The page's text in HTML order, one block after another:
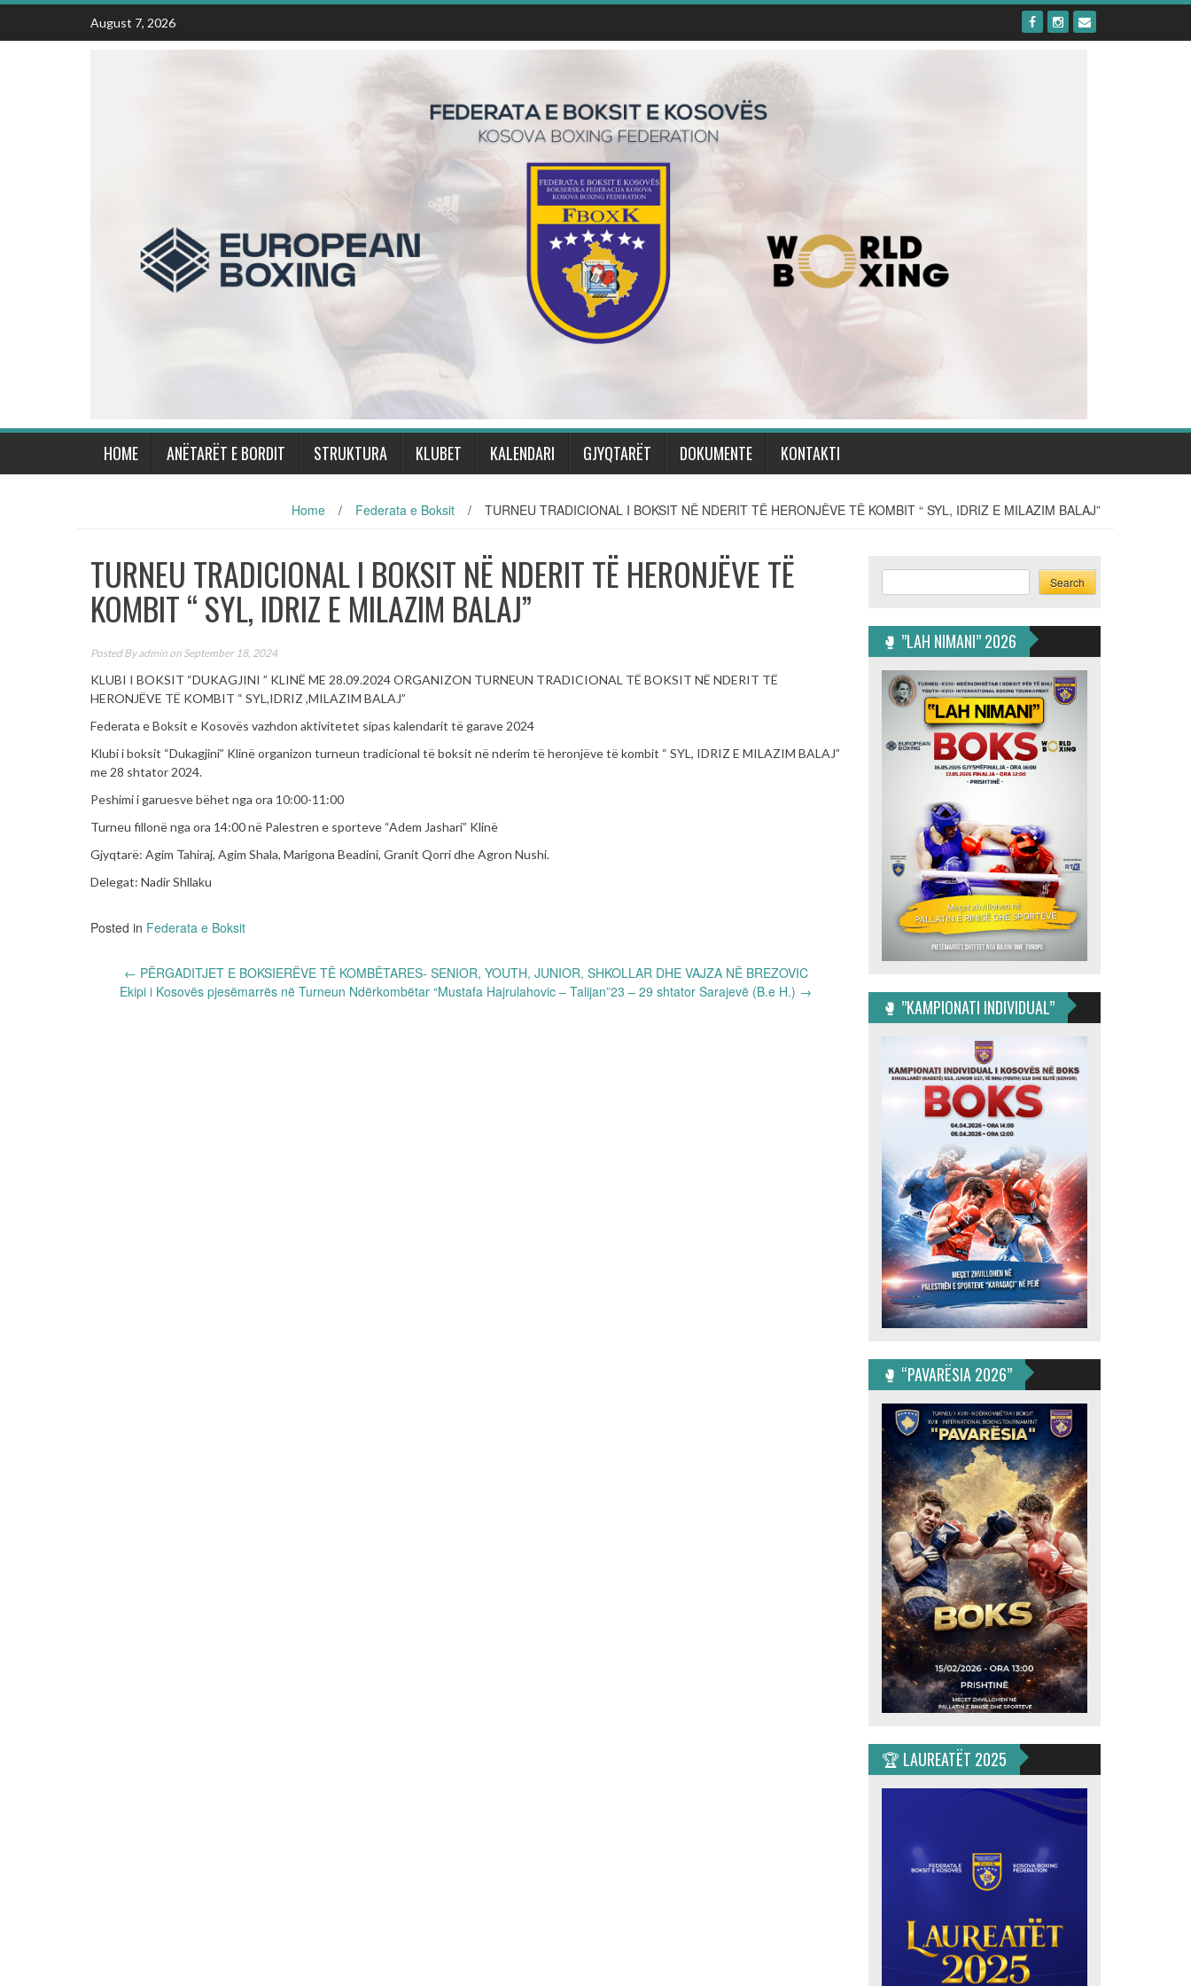
Skip
content
August 7, 2026
HOME ANËTARËT E BORDIT STRUKTURA KLUBET KALENDARI GJYQTARËT DOKUMENTE KONTAKTI
Home / Federata e Boksit / TURNEU TRADICIONAL I BOKSIT NË NDERIT TË HERONJËVE TË KOMBIT “ SYL, IDRIZ E MILAZIM BALAJ”
TURNEU TRADICIONAL I BOKSIT NË NDERIT TË HERONJËVE TË
KOMBIT “ SYL, IDRIZ E MILAZIM BALAJ”
Posted Byadmin on September 18, 2024
KLUBI I BOKSIT “DUKAGJINI ” KLINË ME 28.09.2024 ORGANIZON TURNEUN TRADICIONAL TË BOKSIT NË NDERIT TË
HERONJËVE TË KOMBIT “ SYL,IDRIZ ,MILAZIM BALAJ”
Federata e Boksit e Kosovës vazhdon aktivitetet sipas kalendarit të garave 2024
Klubi i boksit “Dukagjini” Klinë organizon turneun tradicional të boksit në nderim të heronjëve të kombit “ SYL, IDRIZ E MILAZIM BALAJ”
me 28 shtator 2024.
Peshimi i garuesve bëhet nga ora 10:00-11:00
Turneu fillonë nga ora 14:00 në Palestren e sporteve “Adem Jashari” Klinë
Gjyqtarë: Agim Tahiraj, Agim Shala, Marigona Beadini, Granit Qorri dhe Agron Nushi.
Delegat: Nadir Shllaku
Posted in Federata e Boksit
Post
navigation
← PËRGADITJET E BOKSIERËVE TË KOMBËTARES- SENIOR, YOUTH, JUNIOR, SHKOLLAR DHE VAJZA NË BREZOVIC
Ekipi i Kosovës pjesëmarrës në Turneun Ndërkombëtar “Mustafa Hajrulahovic – Talijan”23 – 29 shtator Sarajevë (B.e H.) →
Search Search
🥊 ”LAH NIMANI” 2026
🥊 ”KAMPIONATI INDIVIDUAL”
🥊 “PAVARËSIA 2026”
🏆 LAUREATËT 2025